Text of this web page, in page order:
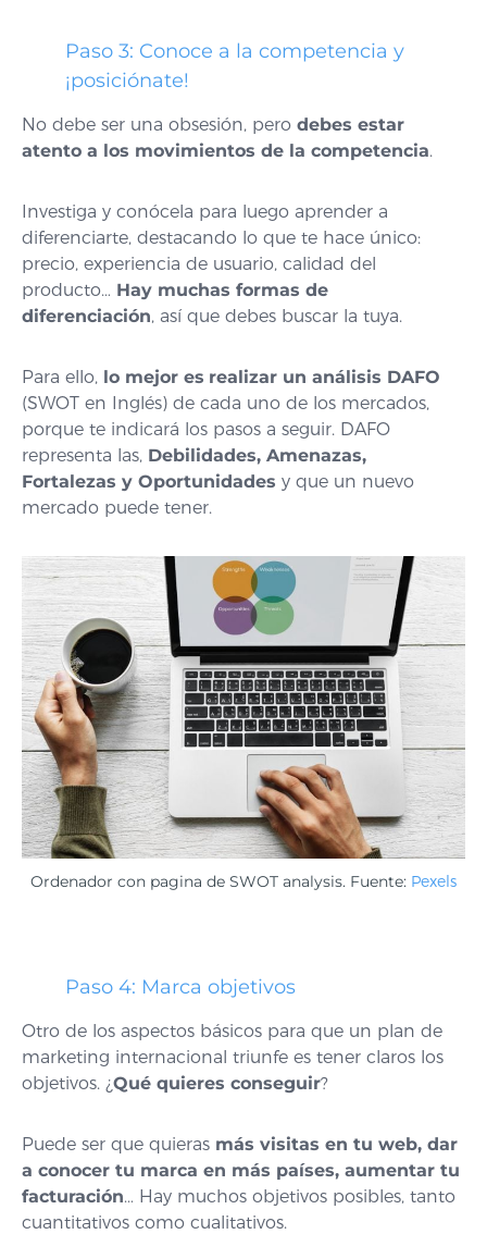
Paso 3: Conoce a la competencia y
¡posiciónate!
No debe ser una obsesión, pero debes estar
atento a los movimientos de la competencia.
Investiga y conócela para luego aprender a
diferenciarte, destacando lo que te hace único:
precio, experiencia de usuario, calidad del
producto… Hay muchas formas de
diferenciación, así que debes buscar la tuya.
Para ello, lo mejor es realizar un análisis DAFO
(SWOT en Inglés) de cada uno de los mercados,
porque te indicará los pasos a seguir. DAFO
representa las, Debilidades, Amenazas,
Fortalezas y Oportunidades y que un nuevo
mercado puede tener.
Ordenador con pagina de SWOT analysis. Fuente: Pexels
Paso 4: Marca objetivos
Otro de los aspectos básicos para que un plan de
marketing internacional triunfe es tener claros los
objetivos. ¿Qué quieres conseguir?
Puede ser que quieras más visitas en tu web, dar
a conocer tu marca en más países, aumentar tu
facturación… Hay muchos objetivos posibles, tanto
cuantitativos como cualitativos.